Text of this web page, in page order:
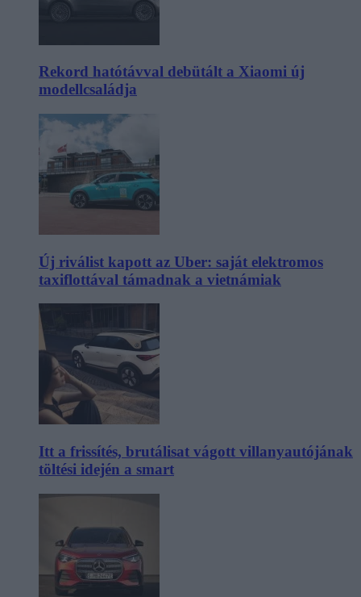
Rekord hatótávval debütált a Xiaomi új
modellcsaládja
Új riválist kapott az Uber: saját elektromos
taxiflottával támadnak a vietnámiak
Itt a frissítés, brutálisat vágott villanyautójának
töltési idején a smart